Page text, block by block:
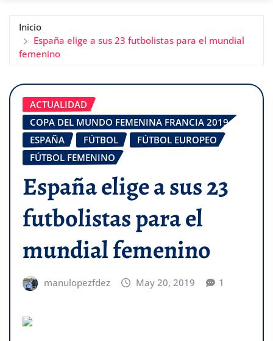
Inicio
España elige a sus 23 futbolistas para el mundial
femenino
ACTUALIDAD
COPA DEL MUNDO FEMENINA FRANCIA 2019
ESPAÑA
FÚTBOL
FÚTBOL EUROPEO
FÚTBOL FEMENINO
España elige a sus 23
futbolistas para el
mundial femenino
manulopezfdez May 20, 2019 1